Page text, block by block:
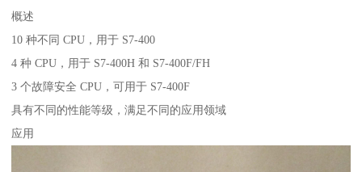
概述
10 种不同 CPU，用于 S7-400
4 种 CPU，用于 S7-400H 和 S7-400F/FH
3 个故障安全 CPU，可用于 S7-400F
具有不同的性能等级，满足不同的应用领域
应用